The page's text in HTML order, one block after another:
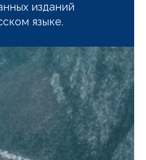
изданий
языке.